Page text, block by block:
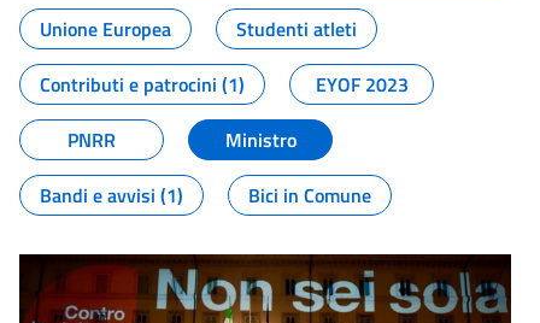
Unione Europea
Studenti atleti
Contributi e patrocini (1)
EYOF 2023
PNRR
Ministro
Bandi e avvisi (1)
Bici in Comune